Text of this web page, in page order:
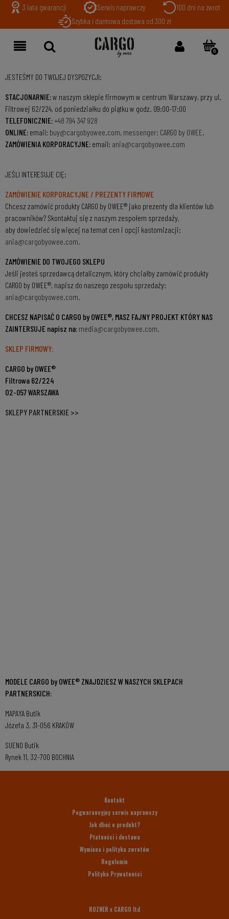
3 lata gwarancji Serwis naprawczy
100 dni na zwrot
Szybka i darmowa dostawa od 300 zł
JESTEŚMY DO TWOJEJ DYSPOZYCJI:
STACJONARNIE:w naszym sklepie firmowym w centrum Warszawy, przy ul.
Filtrowej 62/224, od poniedziałku do piątku w godz. 09:00-17:00
TELEFONICZNIE:+48 794 347 928
ONLINE: email: buy@cargobyowee.com, messenger: CARGO by OWEE.
ZAMÓWIENIA KORPORACYJNE: email: ania@cargobyowee.com
JEŚLI INTERESUJE CIĘ:
ZAMÓWIENIE KORPORACYJNE / PREZENTY FIRMOWE
Chcesz zamówić produkty CARGO by OWEE® jako prezenty dla klientów lub
pracowników? Skontaktuj się z naszym zespołem sprzedaży,
aby dowiedzieć się więcej na temat cen i opcji kastomizacji:
ania@cargobyowee.com.
ZAMÓWIENIE DO TWOJEGO SKLEPU
Jeśli jesteś sprzedawcą detalicznym, który chciałby zamówić produkty
CARGO by OWEE®, napisz do naszego zespołu sprzedaży:
ania@cargobyowee.com.
CHCESZ NAPISAĆ O CARGO by OWEE®, MASZ FAJNY PROJEKT KTÓRY NAS
ZAINTERSUJE napisz na: media@cargobyowee.com.
SKLEP FIRMOWY:
CARGO by OWEE®
Filtrowa 62/224
O2-057 WARSZAWA
SKLEPY PARTNERSKIE >>
MODELE CARGO by OWEE® ZNAJDZIESZ W NASZYCH SKLEPACH
PARTNERSKICH:
MAPAYA Butik
Józefa 3, 31-056 KRAKÓW
SUENO Butik
Rynek 11, 32-700 BOCHNIA
Kontakt
Pogwarancyjny serwis naprawczy
Jak dbać o produkt?
Płatności i dostawa
Wymiana i polityka zwrotów
Regulamin
Polityka Prywatności
ROZNER x CARGO ltd